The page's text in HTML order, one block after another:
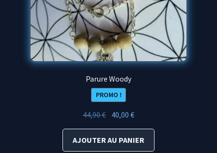
Parure Woody
PROMO !
44,90€ Le
prix
initial
était :
40,00€Le
prix
actuel
est :
AJOUTER AU PANIER